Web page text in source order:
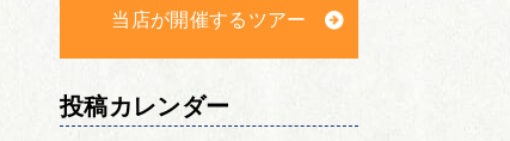
当店が開催するツアー
投稿カレンダー